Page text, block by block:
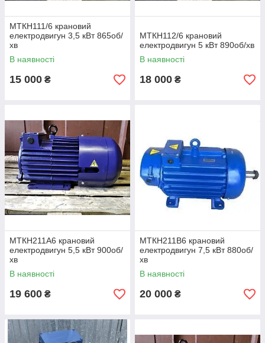
МТКН111/6 крановий
електродвигун 3,5 кВт 865об/
хв
В наявності
15 000 ₴
МТКН112/6 крановий
електродвигун 5 кВт 890об/хв
В наявності
18 000 ₴
МТКН211А6 крановий
електродвигун 5,5 кВт 900об/
хв
В наявності
19 600 ₴
МТКН211В6 крановий
електродвигун 7,5 кВт 880об/
хв
В наявності
20 000 ₴